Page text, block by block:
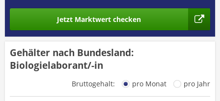
Jetzt Marktwert checken
Gehälter nach Bundesland:
Biologielaborant/-in
Bruttogehalt: pro Monat pro Jahr